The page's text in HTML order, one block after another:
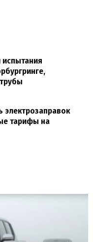
электрозаправок
тарифы на